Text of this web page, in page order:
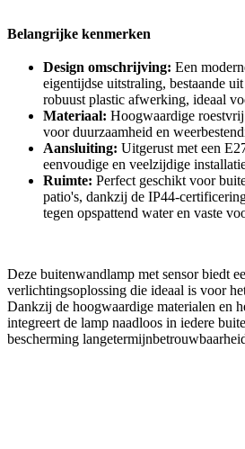
Belangrijke kenmerken
Design omschrijving: Een
eigentijdse uitstraling, bestaande
robuust plastic afwerking, ideaal
Materiaal: Hoogwaardige
voor duurzaamheid en
Aansluiting: Uitgerust met een
eenvoudige en veelzijdige
Ruimte: Perfect geschikt voor
patio's, dankzij de IP44-
tegen opspattend water en vaste
Deze buitenwandlamp met sensor biedt
verlichtingsoplossing die ideaal is voor
Dankzij de hoogwaardige materialen en
integreert de lamp naadloos in iedere
bescherming